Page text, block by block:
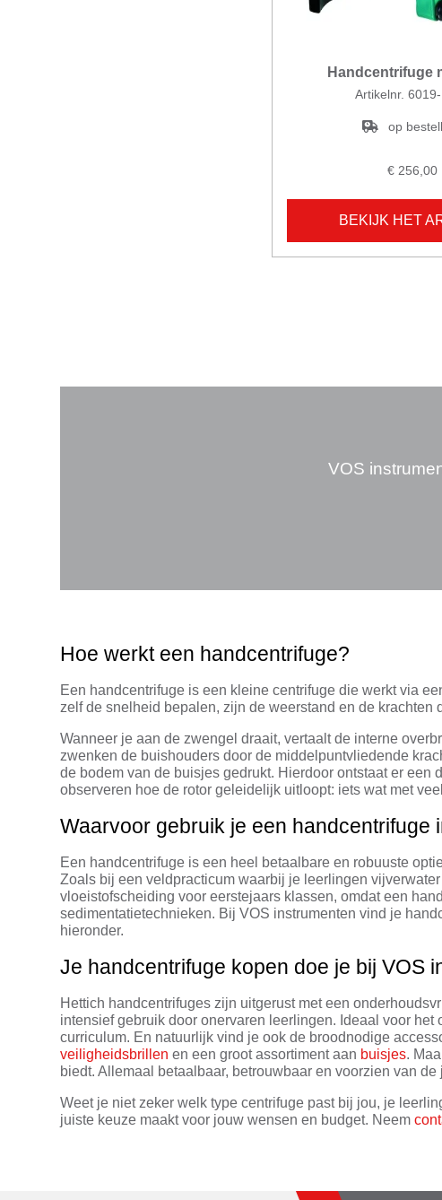
Handcentrifuge
Artikelnr.
op
€ 256,00
BEKIJK HET
VOS
Hoe werkt een handcentrifuge?
Een handcentrifuge is een kleine centrifuge die werkt via
zelf de snelheid bepalen, zijn de weerstand en de
Wanneer je aan de zwengel draait, vertaalt de interne
zwenken de buishouders door de middelpuntvliedende
de bodem van de buisjes gedrukt. Hierdoor ontstaat er
observeren hoe de rotor geleidelijk uitloopt: iets wat met
Waarvoor gebruik je een handcentrifuge
Een handcentrifuge is een heel betaalbare en robuuste
Zoals bij een veldpracticum waarbij je leerlingen
vloeistofscheiding voor eerstejaars klassen, omdat een
sedimentatietechnieken. Bij VOS instrumenten vind je
hieronder.
Je handcentrifuge kopen doe je bij VOS
Hettich handcentrifuges zijn uitgerust met een
intensief gebruik door onervaren leerlingen. Ideaal voor
curriculum. En natuurlijk vind je ook de broodnodige
veiligheidsbrillen en een groot assortiment aan buisjes.
biedt. Allemaal betaalbaar, betrouwbaar en voorzien van
Weet je niet zeker welk type centrifuge past bij jou, je
juiste keuze maakt voor jouw wensen en budget. Neem